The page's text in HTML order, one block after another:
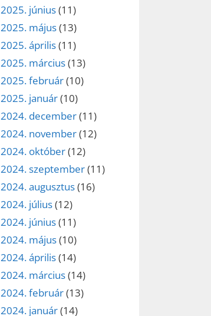
2025. június(11)
2025. május(13)
2025. április(11)
2025. március(13)
2025. február(10)
2025. január(10)
2024. december(11)
2024. november(12)
2024. október(12)
2024. szeptember(11)
2024. augusztus(16)
2024. július(12)
2024. június(11)
2024. május(10)
2024. április(14)
2024. március(14)
2024. február(13)
2024. január(14)